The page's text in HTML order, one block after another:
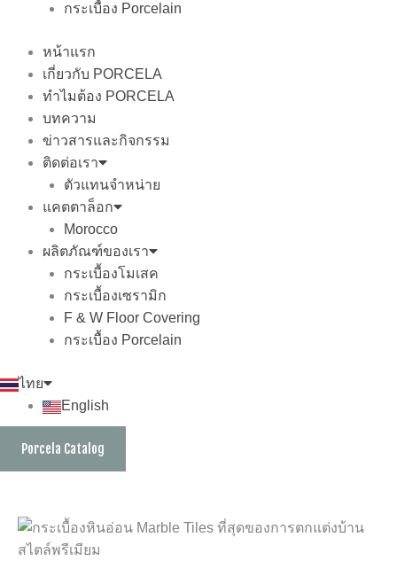
กระเบื้อง Porcelain
หน้าแรก
เกี่ยวกับ PORCELA
ทำไมต้อง PORCELA
บทความ
ข่าวสารและกิจกรรม
ติดต่อเรา
ตัวแทนจำหน่าย
แคตตาล็อก
Morocco
ผลิตภัณฑ์ของเรา
กระเบื้องโมเสค
กระเบื้องเซรามิก
F & W Floor Covering
กระเบื้อง Porcelain
ไทย
English
Porcela Catalog